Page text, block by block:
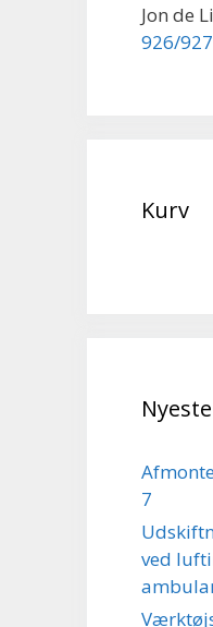
Jon de
926/927
Kurv
7
ved